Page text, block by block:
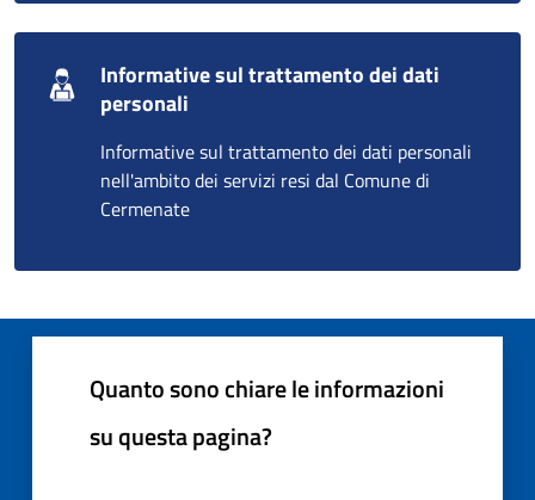
Informative sul trattamento dei dati
personali
Informative sul trattamento dei dati personali
nell'ambito dei servizi resi dal Comune di
Cermenate
Quanto sono chiare le informazioni
su questa pagina?